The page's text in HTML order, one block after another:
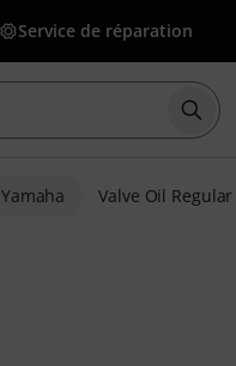
Service de réparation
Yamaha Valve Oil Regular